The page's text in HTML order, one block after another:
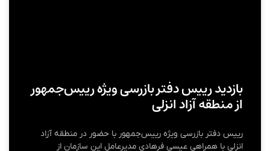
بازدید رییس دفتر بازرسی ویژه رییس‌جمهور
از منطقه آزاد انزلی
رییس دفتر بازرسی ویژه رییس‌جمهور با حضور در منطقه آزاد
انزلی با همراهی عیسی فرهادی مدیرعامل این سازمان از